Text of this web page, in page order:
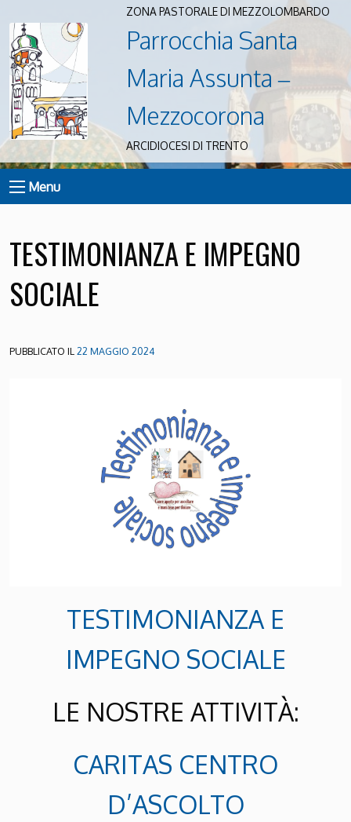
ZONA PASTORALE DI MEZZOLOMBARDO
Parrocchia Santa
Maria Assunta –
Mezzocorona
ARCIDIOCESI DI TRENTO
Menu
TESTIMONIANZA E IMPEGNO
SOCIALE
PUBBLICATO IL22 MAGGIO 2024
TESTIMONIANZA E
IMPEGNO SOCIALE
LE NOSTRE ATTIVITÀ:
CARITAS CENTRO
D’ASCOLTO